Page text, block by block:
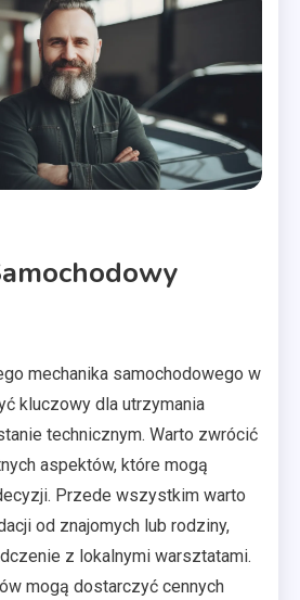
mechanika samochodowego w
kluczowy dla utrzymania
technicznym. Warto zwrócić
aspektów, które mogą
Przede wszystkim warto
od znajomych lub rodziny,
z lokalnymi warsztatami.
mogą dostarczyć cennych